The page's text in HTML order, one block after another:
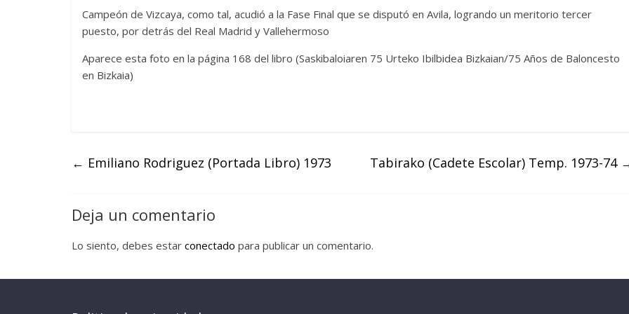
Campeón de Vizcaya, como tal, acudió a la Fase Final que se disputó en Avila, logrando un meritorio tercer
puesto, por detrás del Real Madrid y Vallehermoso
Aparece esta foto en la página 168 del libro (Saskibaloiaren 75 Urteko Ibilbidea Bizkaian/75 Años de Baloncesto
en Bizkaia)
← Emiliano Rodriguez (Portada Libro) 1973 Tabirako (Cadete Escolar) Temp. 1973-74
Deja un comentario
Lo siento, debes estar conectado para publicar un comentario.